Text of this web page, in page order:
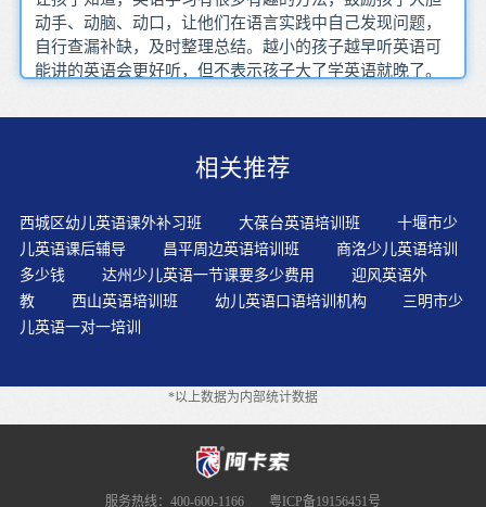
动手、动脑、动口，让他们在语言实践中自己发现问题，
自行查漏补缺，及时整理总结。越小的孩子越早听英语可
能讲的英语会更好听，但不表示孩子大了学英语就晚了。
维能力。用英语组织教学，可以烘托英语课堂气氛，增强
的研究成果表明，学习者对知识的理解是在自己的经验背
可能发生，从接受的角度看，“知识在未被学生接受之前毫
无权威可言”。学习语言是人类与生俱来的行为，从孩提时
期起，我们便开始学习思考、学习交流，并且本能地掌握
母语或本族语的语法。英语启蒙阶段，我们不要纠结孩子
老是不说、老是记不住的，而是主要培养孩子对英语的兴
趣，让孩子多听，说的时候注意语调和口音的正确性。幼
习语言的关键期。学好自然拼读非常重要，尤其对少年儿
童而言，可以大大提高认读英语单词的能力，提高记忆单
词的效率，从而提高阅读能力。家长要不断鼓励孩子勇于
大声地朗读、对话、答问，以利于清楚地表达自己，也利
于他人纠正自己的错误，还有利于培养大胆、开朗、自信
相关推荐
西城区幼儿英语课外补习班 大葆台英语培训班
十堰市少
儿英语课后辅导
昌平周边英语培训班
商洛少儿英语培训
多少钱
达州少儿英语一节课要多少费用
迎风英语外
教
西山英语培训班 幼儿英语口语培训机构
三明市少
儿英语一对一培训
*以上数据为内部统计数据
服务热线：400-600-1166 粤ICP备19156451号